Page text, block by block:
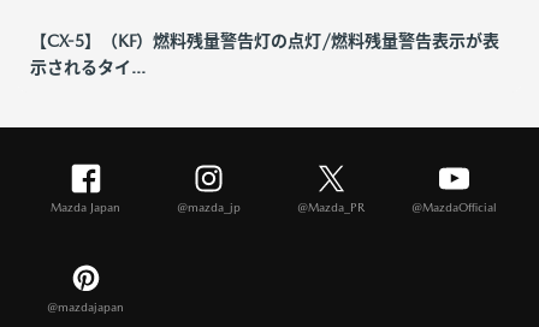
【CX-5】（KF）燃料残量警告灯の点灯/燃料残量警告表示が表
示されるタイ...
Mazda Japan @mazda_jp @Mazda_PR @MazdaOfficial
@mazdajapan